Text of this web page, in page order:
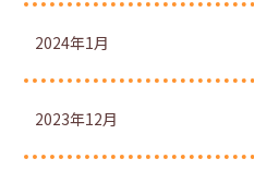
2024年1月
2023年12月